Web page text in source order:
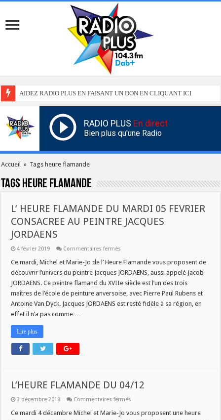
AIDEZ RADIO PLUS EN FAISANT UN DON EN CLIQUANT ICI
RADIO PLUS En direct
Bien plus qu'une Radio
Accueil » Tags heure flamande
Tags heure flamande
L’ HEURE FLAMANDE DU MARDI 05 FEVRIER
CONSACREE AU PEINTRE JACQUES
JORDAENS
4 février 2019 Commentaires fermés
HEURE
DU
MARDI
05
FEVRIER
CONSACREE
AU
Ce mardi, Michel et Marie-Jo de l’ Heure Flamande vous proposent de
découvrir l’univers du peintre Jacques JORDAENS, aussi appelé Jacob
JORDAENS. Ce peintre flamand du XVIIe siècle est l’un des trois
maîtres de l’école de peinture anversoise, avec Pierre Paul Rubens et
Antoine Van Dyck. Jacques JORDAENS est resté fidèle à sa région, en
effet il n’a pas comme …
Lire plus
L’HEURE FLAMANDE DU 04/12
3 décembre 2018 Commentaires fermés
FLAMANDE
Ce mardi 4 décembre Michel et Marie-Jo vous proposent une heure